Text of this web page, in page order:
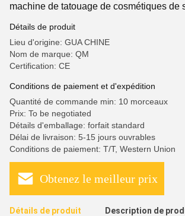
machine de tatouage de cosmétiques de
Détails de produit
Lieu d'origine: GUA CHINE
Nom de marque: QM
Certification: CE
Conditions de paiement et d'expédition
Quantité de commande min: 10 morceaux
Prix: To be negotiated
Détails d'emballage: forfait standard
Délai de livraison: 5-15 jours ouvrables
Conditions de paiement: T/T, Western Union
Obtenez le meilleur prix
Détails de produit Description de